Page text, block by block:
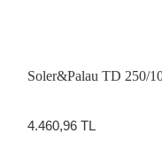
Soler&Palau TD 250/
4.460,96 TL